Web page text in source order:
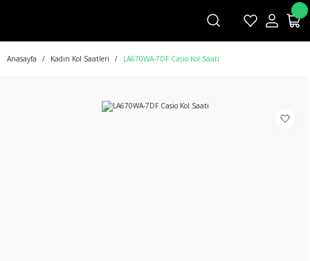
Anasayfa Kadın Kol Saatleri LA670WA-7DF Casio Kol Saati